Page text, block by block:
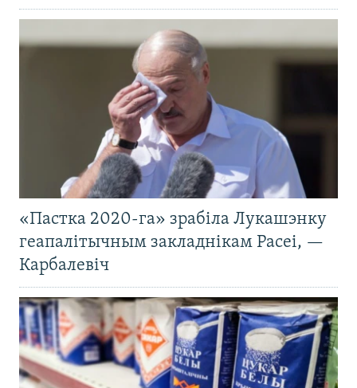
«Пастка 2020-га» зрабіла Лукашэнку
геапалітычным закладнікам Расеі, —
Карбалевіч